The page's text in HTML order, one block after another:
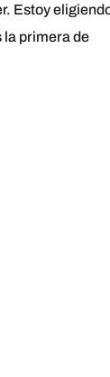
Estoy
la primera de